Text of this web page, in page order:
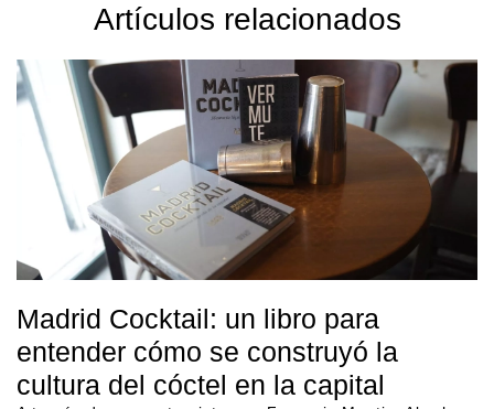
Artículos relacionados
Madrid Cocktail: un libro para
entender cómo se construyó la
cultura del cóctel en la capital